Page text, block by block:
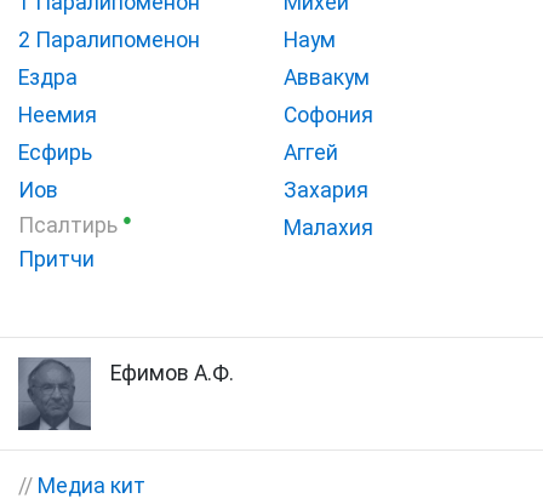
2 Паралипоменон
Ездра
Неемия
Есфирь
Иов
Псалтирь ●
Притчи
Наум
Аввакум
Софония
Аггей
Захария
Малахия
Ефимов А.Ф.
// Медиа кит